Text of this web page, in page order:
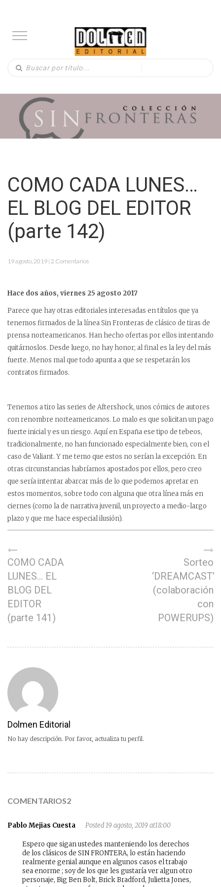
COMO CADA LUNES…
EL BLOG DEL EDITOR
(parte 142)
19 agosto, 2019 | 2 Comentarios
Hace dos años, viernes 25 agosto 2017
Parece que hay otras editoriales interesadas en títulos que ya
tenemos firmados de la línea Sin Fronteras de clásico de tiras de
prensa norteamericanos. Han hecho ofertas por ellos intentando
quitárnoslos. Desde luego, no hay honor; al final es la ley del más
fuerte. Menos mal que todo apunta a que se respetarán los
contratos firmados.
Tenemos a tiro las series de Aftershock, unos cómics de autores
con renombre norteamericanos. Lo malo es que solicitan un pago
fuerte inicial y es un riesgo. Aquí en España ese tipo de tebeos,
tradicionalmente, no han funcionado especialmente bien, con el
caso de Valiant. Y me temo que estos no serían la excepción. En
otras circunstancias habríamos apostados por ellos, pero creo
que sería intentar abarcar más de lo que podemos apretar en
estos momentos, sobre todo con alguna que otra línea más en
ciernes (como la de narrativa juvenil, un proyecto a medio-largo
plazo y que me hace especial ilusión).
COMO CADA
LUNES… EL
BLOG DEL
EDITOR
(parte 141)
Sorteo
‘DREAMCAST’
(colaboración
con
POWERUPS)
Dolmen Editorial
No hay descripción. Por favor, actualiza tu perfil.
COMENTARIOS2
Pablo Mejias Cuesta Posted 19 agosto, 2019 at18:00
Espero que sigan ustedes manteniendo los derechos
de los clásicos de SIN FRONTERA, lo están haciendo
realmente genial aunque en algunos casos el trabajo
sea enorme ; soy de los que les gustaría ver algun otro
personaje, Big Ben Bolt, Brick Bradford, Julietta Jones,